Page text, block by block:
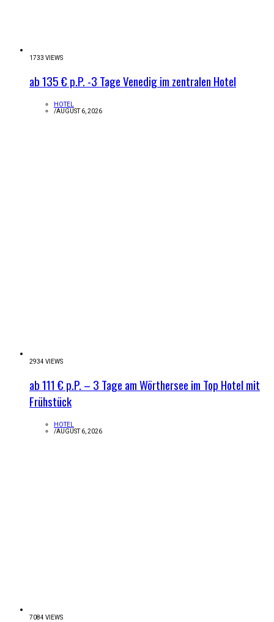
1733 VIEWS
ab 135 € p.P. -3 Tage Venedig im zentralen Hotel
HOTEL
/AUGUST 6, 2026
2934 VIEWS
ab 111 € p.P. – 3 Tage am Wörthersee im Top Hotel mit
Frühstück
HOTEL
/AUGUST 6, 2026
7084 VIEWS